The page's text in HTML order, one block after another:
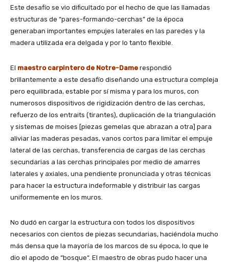
Este desafío se vio dificultado por el hecho de que las llamadas
estructuras de “pares-formando-cerchas” de la época
generaban importantes empujes laterales en las paredes y la
madera utilizada era delgada y por lo tanto flexible.
El maestro carpintero de Notre-Dame respondió
brillantemente a este desafío diseñando una estructura compleja
pero equilibrada, estable por sí misma y para los muros, con
numerosos dispositivos de rigidización dentro de las cerchas,
refuerzo de los entraits (tirantes), duplicación de la triangulación
y sistemas de moises [piezas gemelas que abrazan a otra] para
aliviar las maderas pesadas, vanos cortos para limitar el empuje
lateral de las cerchas, transferencia de cargas de las cerchas
secundarias a las cerchas principales por medio de amarres
laterales y axiales, una pendiente pronunciada y otras técnicas
para hacer la estructura indeformable y distribuir las cargas
uniformemente en los muros.
No dudó en cargar la estructura con todos los dispositivos
necesarios con cientos de piezas secundarias, haciéndola mucho
más densa que la mayoría de los marcos de su época, lo que le
dio el apodo de “bosque“. El maestro de obras pudo hacer una